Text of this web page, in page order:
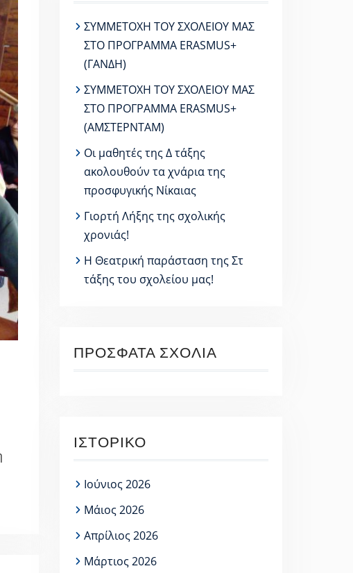
ΣΥΜΜΕΤΟΧΗ ΤΟΥ ΣΧΟΛΕΙΟΥ ΜΑΣ
ΣΤΟ ΠΡΟΓΡΑΜΜΑ ERASMUS+
(ΓΑΝΔΗ)
ΣΥΜΜΕΤΟΧΗ ΤΟΥ ΣΧΟΛΕΙΟΥ ΜΑΣ
ΣΤΟ ΠΡΟΓΡΑΜΜΑ ERASMUS+
(ΑΜΣΤΕΡΝΤΑΜ)
Οι μαθητές της Δ τάξης
ακολουθούν τα χνάρια της
προσφυγικής Νίκαιας
Γιορτή Λήξης της σχολικής
χρονιάς!
Η Θεατρική παράσταση της Στ
τάξης του σχολείου μας!
ΠΡΌΣΦΑΤΑ ΣΧΌΛΙΑ
ΙΣΤΟΡΙΚΌ
Ιούνιος 2026
Μάιος 2026
Απρίλιος 2026
Μάρτιος 2026